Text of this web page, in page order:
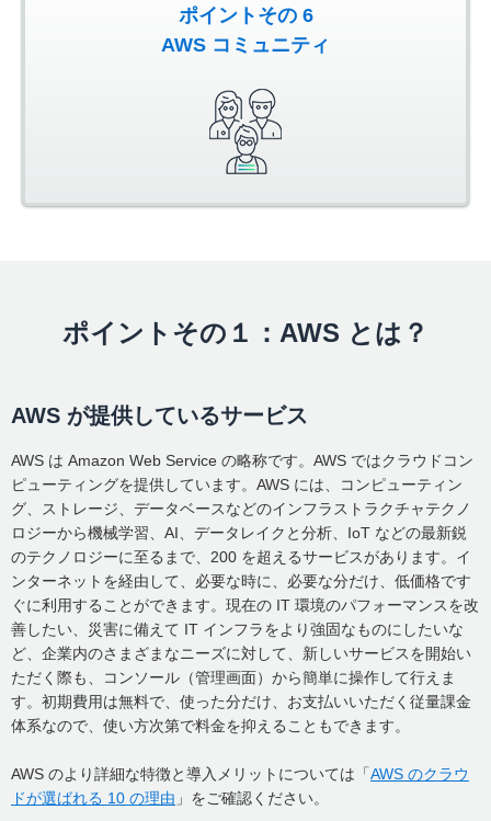
ポイントその 6
AWS コミュニティ
ポイントその１：AWS とは？
AWS が提供しているサービス
AWS は Amazon Web Service の略称です。AWS ではクラウドコン
ピューティングを提供しています。AWS には、コンピューティン
グ、ストレージ、データベースなどのインフラストラクチャテクノ
ロジーから機械学習、AI、データレイクと分析、IoT などの最新鋭
のテクノロジーに至るまで、200 を超えるサービスがあります。イ
ンターネットを経由して、必要な時に、必要な分だけ、低価格です
ぐに利用することができます。現在の IT 環境のパフォーマンスを改
善したい、災害に備えて IT インフラをより強固なものにしたいな
ど、企業内のさまざまなニーズに対して、新しいサービスを開始い
ただく際も、コンソール（管理画面）から簡単に操作して行えま
す。初期費用は無料で、使った分だけ、お支払いいただく従量課金
体系なので、使い方次第で料金を抑えることもできます。
AWS のより詳細な特徴と導入メリットについては「AWS のクラウ
ドが選ばれる 10 の理由 」をご確認ください。